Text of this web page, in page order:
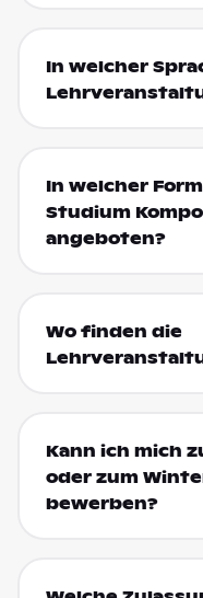
In welcher
In welcher
Studium
angeboten?
Wo finden die
Kann ich mich
oder zum
bewerben?